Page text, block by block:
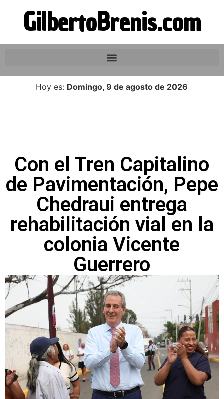
GilbertoBrenis.com
Hoy es: Domingo, 9 de agosto de 2026
Con el Tren Capitalino
de Pavimentación, Pepe
Chedraui entrega
rehabilitación vial en la
colonia Vicente
Guerrero